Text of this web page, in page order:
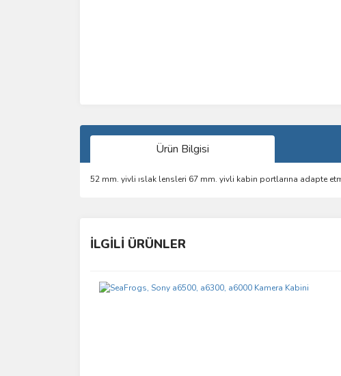
Ürün Bilgisi
52 mm. yivli ıslak lensleri 67 mm. yivli kabin portlarına adapte
İLGİLİ ÜRÜNLER